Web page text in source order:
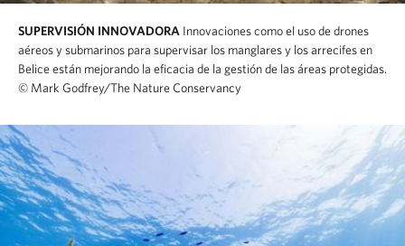
SUPERVISIÓN INNOVADORA Innovaciones como el uso de drones
aéreos y submarinos para supervisar los manglares y los arrecifes en
Belice están mejorando la eficacia de la gestión de las áreas protegidas.
© Mark Godfrey/The Nature Conservancy